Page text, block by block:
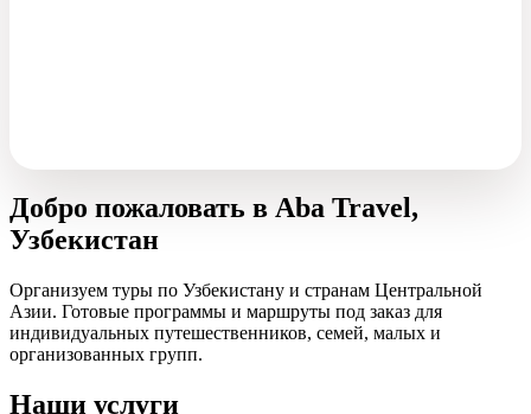
Добро пожаловать в Aba Travel,
Узбекистан
Организуем туры по Узбекистану и странам Центральной
Азии. Готовые программы и маршруты под заказ для
индивидуальных путешественников, семей, малых и
организованных групп.
Наши услуги